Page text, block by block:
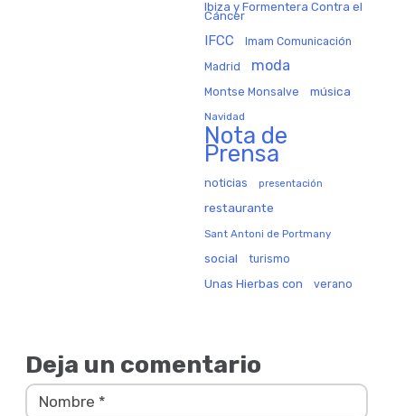
Ibiza y Formentera Contra el
Cáncer
IFCC Imam Comunicación
Madrid moda
Montse Monsalve música
Navidad
Nota de
Prensa
noticias presentación
restaurante
Sant Antoni de Portmany
social turismo
Unas Hierbas con verano
Deja un comentario